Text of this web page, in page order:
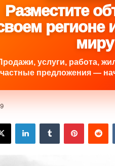
Разместите
регионе
миру
услуги, работа,
частные предложения —